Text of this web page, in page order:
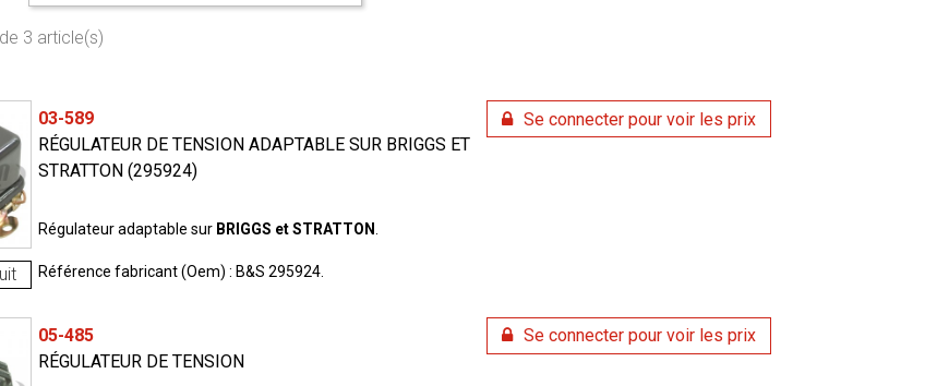
3 article(s)
03-589
RÉGULATEUR DE TENSION ADAPTABLE SUR BRIGGS ET
STRATTON (295924)
Régulateur adaptable sur BRIGGS et STRATTON.
Référence fabricant (Oem) : B&S 295924.
Se connecter pour voir les prix
05-485
RÉGULATEUR DE TENSION
Se connecter pour voir les prix